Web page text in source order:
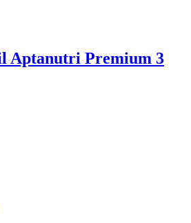
Aptanutri Premium 3